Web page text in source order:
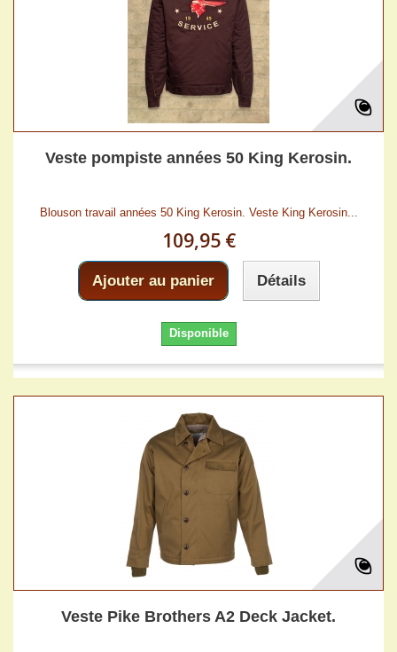
Veste pompiste années 50 King Kerosin.
Blouson travail années 50 King Kerosin. Veste King Kerosin...
109,95 €
Ajouter au panier Détails
Disponible
Veste Pike Brothers A2 Deck Jacket.